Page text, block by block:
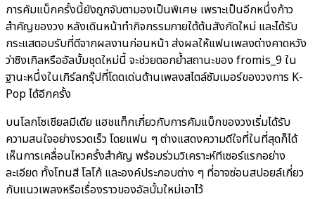
การคัมแบ็กครั้งนี้ยังถูกจับตามองเป็นพิเศษ เพราะเป็นอีกหนึ่งก้าว
สำคัญของวง หลังเดินหน้าทำกิจกรรมภายใต้ต้นสังกัดใหม่ และได้รับ
กระแสตอบรับที่ดีจากผลงานก่อนหน้า ส่งผลให้แฟนเพลงต่างคาดหวัง
ว่าซิงเกิลหรืออัลบั้มชุดใหม่นี้ จะช่วยตอกย้ำสถานะของ fromis_9 ใน
ฐานะหนึ่งในเกิร์ลกรุ๊ปที่โดดเด่นด้านเพลงสไตล์ซัมเมอร์ของวงการ K-
Pop ได้อีกครั้ง
บนโลกโซเชียลมีเดีย แฮชแท็กเกี่ยวกับการคัมแบ็กของวงเริ่มได้รับ
ความสนใจอย่างรวดเร็ว โดยแฟน ๆ ต่างแสดงความดีใจที่ในที่สุดก็ได้
เห็นการเคลื่อนไหวครั้งสำคัญ พร้อมร่วมวิเคราะห์ทีเซอร์แรกอย่าง
ละเอียด ทั้งโทนสี โลโก้ และองค์ประกอบต่าง ๆ ที่อาจซ่อนสปอยล์เกี่ยว
กับแนวเพลงหรือเรื่องราวของอัลบั้มใหม่เอาไว้